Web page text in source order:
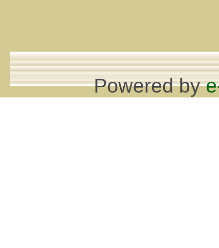
Powered by